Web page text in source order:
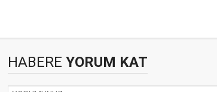
HABERE YORUM KAT